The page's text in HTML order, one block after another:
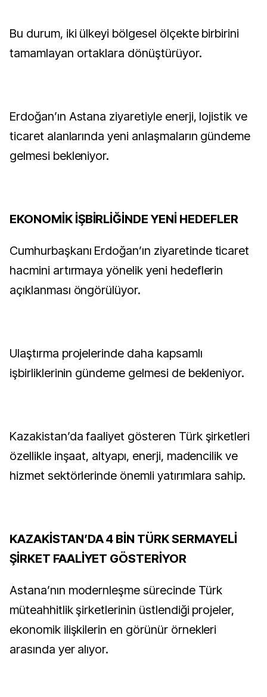
Bu durum, iki ülkeyi bölgesel ölçekte birbirini
tamamlayan ortaklara dönüştürüyor.
Erdoğan’ın Astana ziyaretiyle enerji, lojistik ve
ticaret alanlarında yeni anlaşmaların gündeme
gelmesi bekleniyor.
EKONOMİK İŞBİRLİĞİNDE YENİ HEDEFLER
Cumhurbaşkanı Erdoğan’ın ziyaretinde ticaret
hacmini artırmaya yönelik yeni hedeflerin
açıklanması öngörülüyor.
Ulaştırma projelerinde daha kapsamlı
işbirliklerinin gündeme gelmesi de bekleniyor.
Kazakistan’da faaliyet gösteren Türk şirketleri
özellikle inşaat, altyapı, enerji, madencilik ve
hizmet sektörlerinde önemli yatırımlara sahip.
KAZAKİSTAN’DA 4 BİN TÜRK SERMAYELİ
ŞİRKET FAALİYET GÖSTERİYOR
Astana’nın modernleşme sürecinde Türk
müteahhitlik şirketlerinin üstlendiği projeler,
ekonomik ilişkilerin en görünür örnekleri
arasında yer alıyor.